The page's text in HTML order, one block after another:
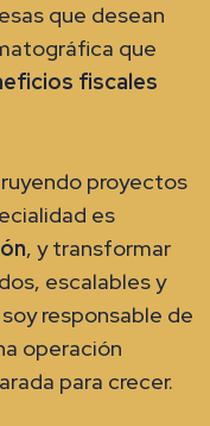
que desean
que
fiscales
proyectos
es
, y transformar
escalables y
responsable de
operación
para crecer.